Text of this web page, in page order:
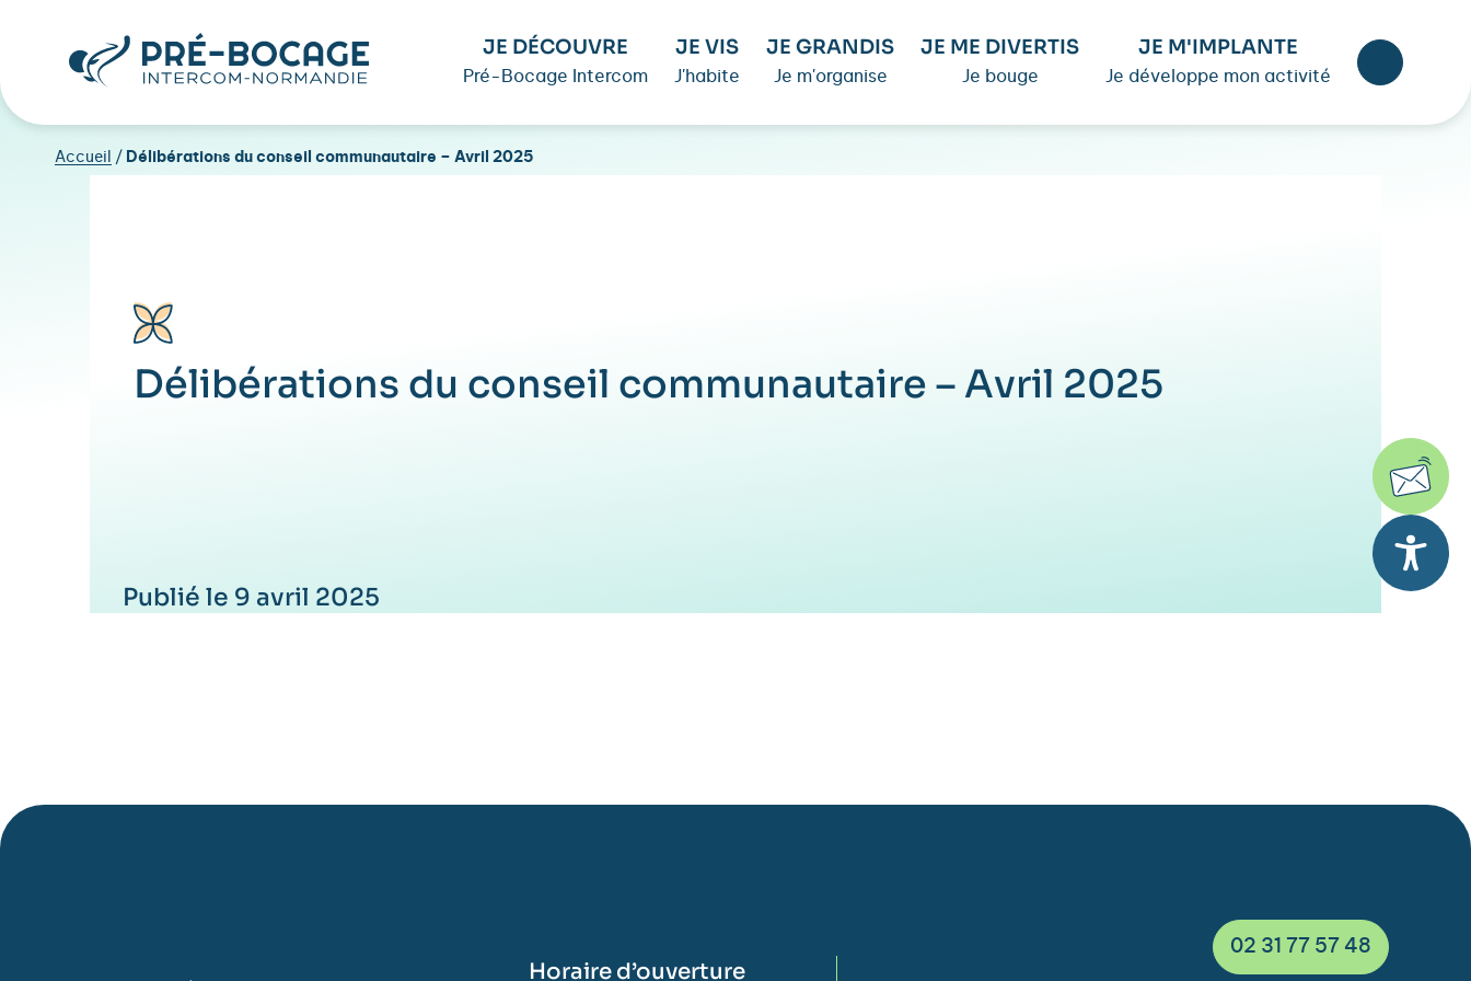
JE DÉCOUVRE
Pré-Bocage Intercom
JE VIS
J'habite
JE GRANDIS
Je m'organise
JE ME DIVERTIS
Je bouge
JE M'IMPLANTE
Je développe mon activité
Accueil / Délibérations du conseil communautaire – Avril 2025
Délibérations du conseil communautaire – Avril 2025
Publié le 9 avril 2025
Horaire d’ouverture
02 31 77 57 48